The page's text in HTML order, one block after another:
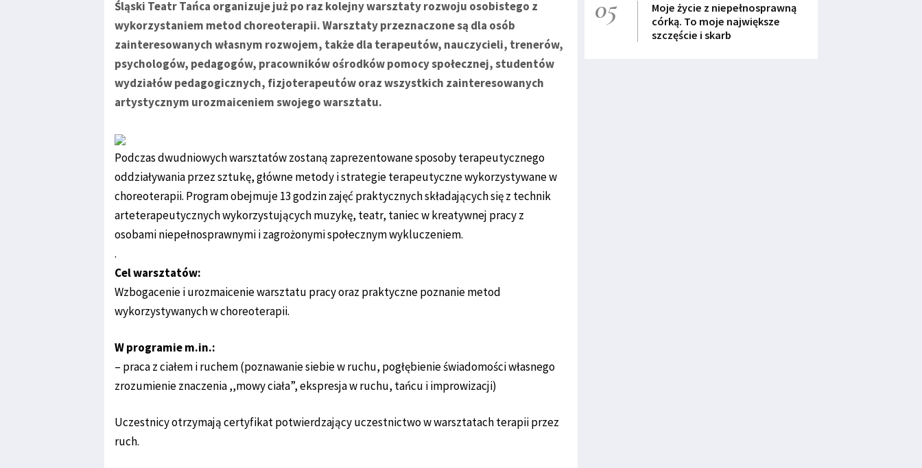
Śląski Teatr Tańca organizuje już po raz kolejny warsztaty rozwoju osobistego z
wykorzystaniem metod choreoterapii. Warsztaty przeznaczone są dla osób
zainteresowanych własnym rozwojem, także dla terapeutów, nauczycieli, trenerów,
psychologów, pedagogów, pracowników ośrodków pomocy społecznej, studentów
wydziałów pedagogicznych, fizjoterapeutów oraz wszystkich zainteresowanych
artystycznym urozmaiceniem swojego warsztatu.
Podczas dwudniowych warsztatów zostaną zaprezentowane sposoby terapeutycznego
oddziaływania przez sztukę, główne metody i strategie terapeutyczne wykorzystywane w
choreoterapii. Program obejmuje 13 godzin zajęć praktycznych składających się z technik
arteterapeutycznych wykorzystujących muzykę, teatr, taniec w kreatywnej pracy z
osobami niepełnosprawnymi i zagrożonymi społecznym wykluczeniem.
.
Cel warsztatów:
Wzbogacenie i urozmaicenie warsztatu pracy oraz praktyczne poznanie metod
wykorzystywanych w choreoterapii.
W programie m.in.:
– praca z ciałem i ruchem (poznawanie siebie w ruchu, pogłębienie świadomości własnego
zrozumienie znaczenia ,,mowy ciała”, ekspresja w ruchu, tańcu i improwizacji)
Uczestnicy otrzymają certyfikat potwierdzający uczestnictwo w warsztatach terapii przez
ruch.
05
Moje życie z niepełnosprawną
córką. To moje największe
szczęście i skarb